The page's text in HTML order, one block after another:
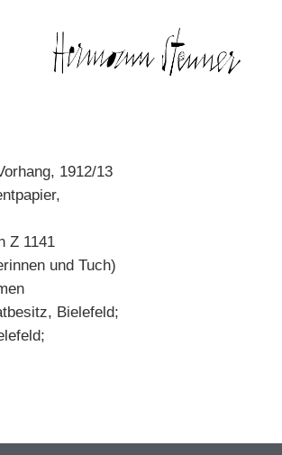
1912/13
Z 1141
und Tuch)
Bielefeld;